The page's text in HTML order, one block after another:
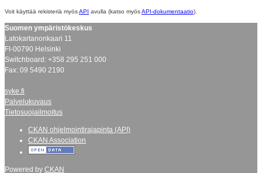
Voit käyttää rekisteriä myösAPI avulla (katso myösAPI-dokumentaatio).
Suomen ympäristökeskus
Latokartanonkaari 11
FI-00790 Helsinki
Switchboard: +358 295 251 000
Fax: 09 5490 2190
syke.fi
Palvelukuvaus
Tietosuojailmoitus
CKAN ohjelmointirajapinta (API)
CKAN Association
Powered by CKAN